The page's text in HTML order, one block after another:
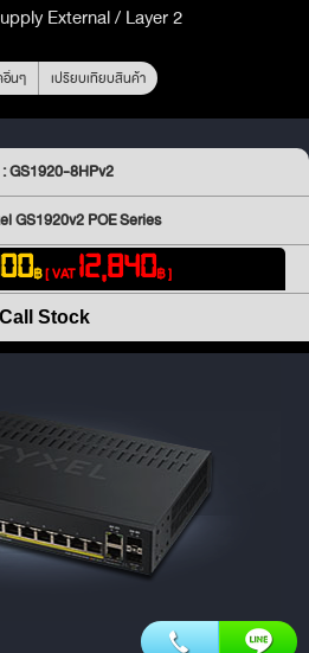
External / Layer 2
อื่นๆ เปรียบเทียบสินค้า
GS1920-8HPv2
GS1920v2 POE Series
฿[ VAT12,840฿ ]
Call Stock